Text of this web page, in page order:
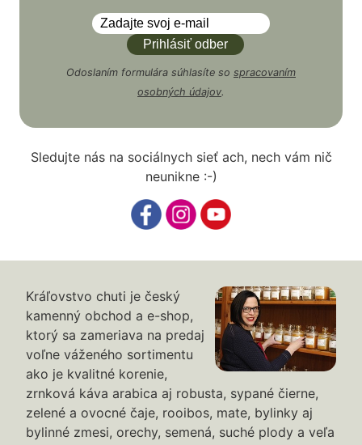
Odoslaním formulára súhlasíte so spracovaním
osobných údajov.
Sledujte nás na sociálnych sieť ach, nech vám nič
neunikne :-)
Kráľovstvo chuti je český
kamenný obchod a e-shop,
ktorý sa zameriava na predaj
voľne váženého sortimentu
ako je kvalitné korenie,
zrnková káva arabica aj robusta, sypané čierne,
zelené a ovocné čaje, rooibos, mate, bylinky aj
bylinné zmesi, orechy, semená, suché plody a veľa